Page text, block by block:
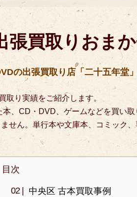
張買取りおま
の出張買取り店「二十五年堂
取り実績をご紹介します。
、CD・DVD、ゲームなどを買い
せん。単行本や文庫本、コミック
目次
中央区 古本買取事例